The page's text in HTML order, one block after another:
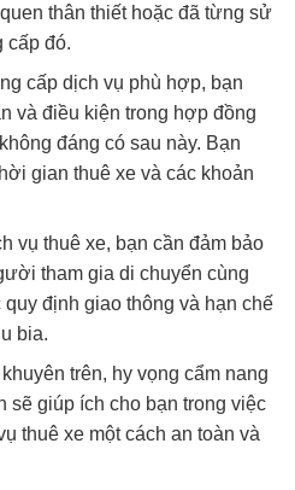
thân thiết hoặc đã từng sử
cấp đó.
cấp dịch vụ phù hợp, bạn
và điều kiện trong hợp đồng
đáng có sau này. Bạn
gian thuê xe và các khoản
vụ thuê xe, bạn cần đảm bảo
tham gia di chuyển cùng
định giao thông và hạn chế
bia.
trên, hy vọng cẩm nang
sẽ giúp ích cho bạn trong việc
thuê xe một cách an toàn và